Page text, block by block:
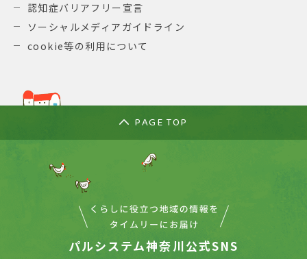
認知症バリアフリー宣言
ソーシャルメディアガイドライン
cookie等の利用について
PAGE TOP
パルシステム神奈川公式SNS